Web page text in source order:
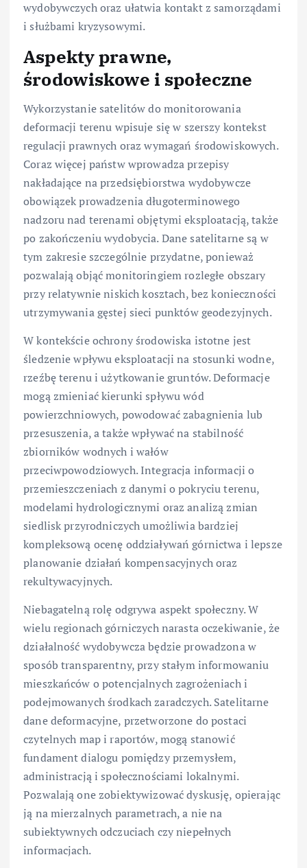
wydobywczych oraz ułatwia kontakt z samorządami
i służbami kryzysowymi.
Aspekty prawne,
środowiskowe i społeczne
Wykorzystanie satelitów do monitorowania
deformacji terenu wpisuje się w szerszy kontekst
regulacji prawnych oraz wymagań środowiskowych.
Coraz więcej państw wprowadza przepisy
nakładające na przedsiębiorstwa wydobywcze
obowiązek prowadzenia długoterminowego
nadzoru nad terenami objętymi eksploatacją, także
po zakończeniu wydobycia. Dane satelitarne są w
tym zakresie szczególnie przydatne, ponieważ
pozwalają objąć monitoringiem rozległe obszary
przy relatywnie niskich kosztach, bez konieczności
utrzymywania gęstej sieci punktów geodezyjnych.
W kontekście ochrony środowiska istotne jest
śledzenie wpływu eksploatacji na stosunki wodne,
rzeźbę terenu i użytkowanie gruntów. Deformacje
mogą zmieniać kierunki spływu wód
powierzchniowych, powodować zabagnienia lub
przesuszenia, a także wpływać na stabilność
zbiorników wodnych i wałów
przeciwpowodziowych. Integracja informacji o
przemieszczeniach z danymi o pokryciu terenu,
modelami hydrologicznymi oraz analizą zmian
siedlisk przyrodniczych umożliwia bardziej
kompleksową ocenę oddziaływań górnictwa i lepsze
planowanie działań kompensacyjnych oraz
rekultywacyjnych.
Niebagatelną rolę odgrywa aspekt społeczny. W
wielu regionach górniczych narasta oczekiwanie, że
działalność wydobywcza będzie prowadzona w
sposób transparentny, przy stałym informowaniu
mieszkańców o potencjalnych zagrożeniach i
podejmowanych środkach zaradczych. Satelitarne
dane deformacyjne, przetworzone do postaci
czytelnych map i raportów, mogą stanowić
fundament dialogu pomiędzy przemysłem,
administracją i społecznościami lokalnymi.
Pozwalają one zobiektywizować dyskusję, opierając
ją na mierzalnych parametrach, a nie na
subiektywnych odczuciach czy niepełnych
informacjach.